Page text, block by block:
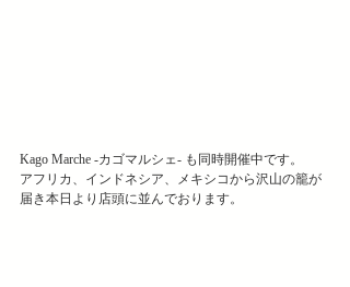
Kago Marche -カゴマルシェ- も同時開催中です。
アフリカ、インドネシア、メキシコから﻿沢山の籠が
届き﻿本日より店頭に並んでおります。